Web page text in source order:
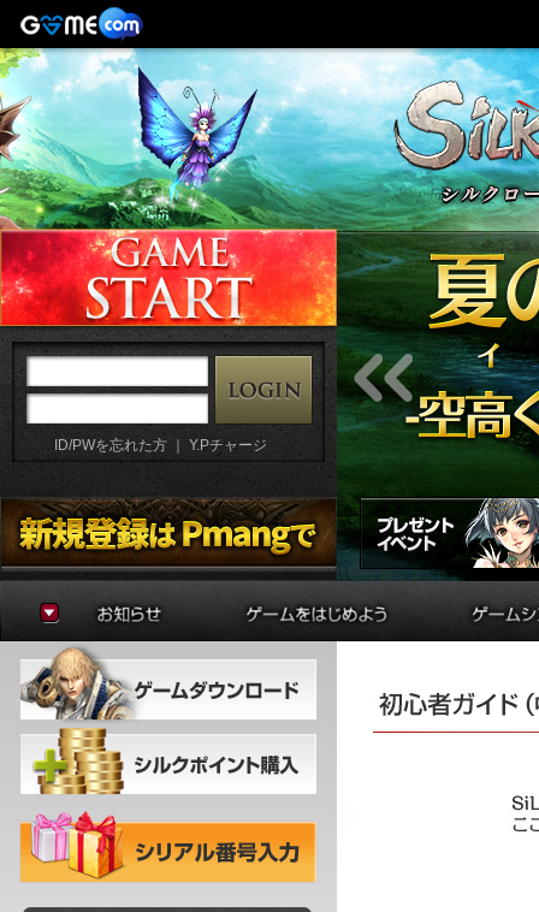
ID/PWを忘れた方 ｜Y.Pチャージ
お知らせ
アップデート
イベント
ゲームの準備
はじめに
初心者ガイド
学院
要塞戦